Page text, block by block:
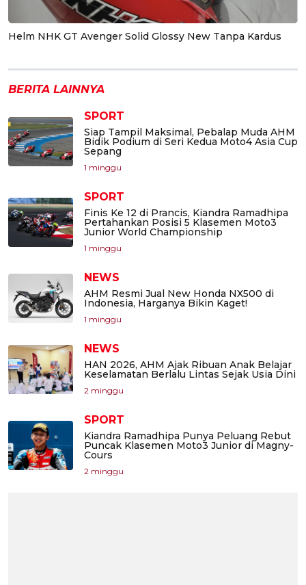
Helm NHK GT Avenger Solid Glossy New Tanpa Kardus
BERITA LAINNYA
SPORT
Siap Tampil Maksimal, Pebalap Muda AHM
Bidik Podium di Seri Kedua Moto4 Asia Cup
Sepang
1 minggu
SPORT
Finis Ke 12 di Prancis, Kiandra Ramadhipa
Pertahankan Posisi 5 Klasemen Moto3
Junior World Championship
1 minggu
NEWS
AHM Resmi Jual New Honda NX500 di
Indonesia, Harganya Bikin Kaget!
1 minggu
NEWS
HAN 2026, AHM Ajak Ribuan Anak Belajar
Keselamatan Berlalu Lintas Sejak Usia Dini
2 minggu
SPORT
Kiandra Ramadhipa Punya Peluang Rebut
Puncak Klasemen Moto3 Junior di Magny-
Cours
2 minggu